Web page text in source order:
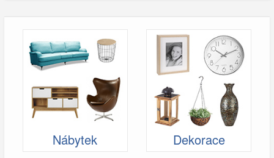
Nábytek Dekorace